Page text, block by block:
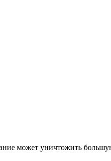
может уничтожить